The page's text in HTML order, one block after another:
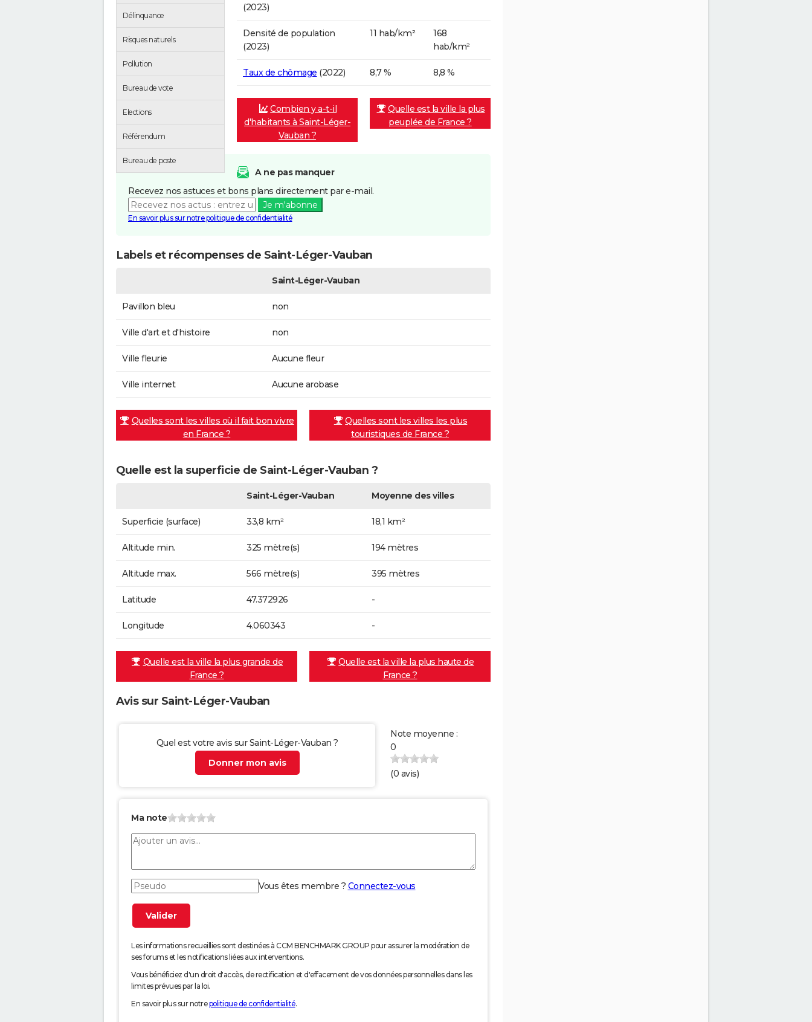
Délinquance
Risques naturels
Pollution
Bureau de vote
Elections
Référendum
Bureau de poste
(2023)
Densité de population
(2023)
11 hab/km²
168
hab/km²
Taux de chômage (2022) 8,7 % 8,8 %
Combien y a-t-il
d'habitants à Saint-Léger-
Vauban ?
Quelle est la ville la plus
peuplée de France ?
A ne pas manquer
Recevez nos astuces et bons plans directement par e-mail.
Je m'abonne
En savoir plus sur notre politique de confidentialité
Labels et récompenses de Saint-Léger-Vauban
Saint-Léger-Vauban
Pavillon bleu non
Ville d'art et d'histoire non
Ville fleurie Aucune fleur
Ville internet Aucune arobase
Quelles sont les villes où il fait bon vivre
en France ?
Quelles sont les villes les plus
touristiques de France ?
Quelle est la superficie de Saint-Léger-Vauban ?
Saint-Léger-Vauban Moyenne des villes
Superficie (surface) 33,8 km² 18,1 km²
Altitude min. 325 mètre(s) 194 mètres
Altitude max. 566 mètre(s) 395 mètres
Latitude 47.372926 -
Longitude 4.060343 -
Quelle est la ville la plus grande de
France ?
Quelle est la ville la plus haute de
France ?
Avis sur Saint-Léger-Vauban
Quel est votre avis sur Saint-Léger-Vauban ?
Donner mon avis
Note moyenne :
0
(0 avis)
Ma note
Vous êtes membre ? Connectez-vous
Les informations recueillies sont destinées à CCM BENCHMARK GROUP pour assurer la modération de
ses forums et les notifications liées aux interventions.
Vous bénéficiez d'un droit d'accès, de rectification et d'effacement de vos données personnelles dans les
limites prévues par la loi.
En savoir plus sur notrepolitique de confidentialité.